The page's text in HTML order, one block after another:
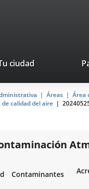
ciudad
Áreas Área
calidad del aire
Contaminantes